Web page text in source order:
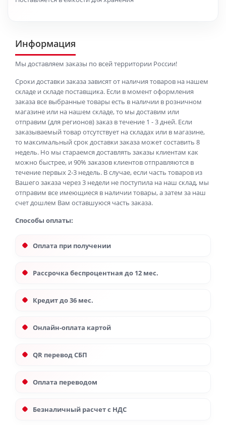
Информация
Мы доставляем заказы по всей территории России!
Сроки доставки заказа зависят от наличия товаров на нашем
складе и складе поставщика. Если в момент оформления
заказа все выбранные товары есть в наличии в розничном
магазине или на нашем складе, то мы доставим или
отправим (для регионов) заказ в течение 1 - 3 дней. Если
заказываемый товар отсутствует на складах или в магазине,
то максимальный срок доставки заказа может составить 8
недель. Но мы стараемся доставлять заказы клиентам как
можно быстрее, и 90% заказов клиентов отправляются в
течение первых 2-3 недель. В случае, если часть товаров из
Вашего заказа через 3 недели не поступила на наш склад, мы
отправим все имеющиеся в наличии товары, а затем за наш
счет дошлем Вам оставшуюся часть заказа.
Способы оплаты:
Оплата при получении
Рассрочка беспроцентная до 12 мес.
Кредит до 36 мес.
Онлайн-оплата картой
QR перевод СБП
Оплата переводом
Безналичный расчет с НДС